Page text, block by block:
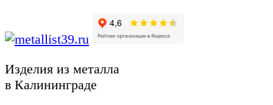
Изделия из металла
в Калининграде